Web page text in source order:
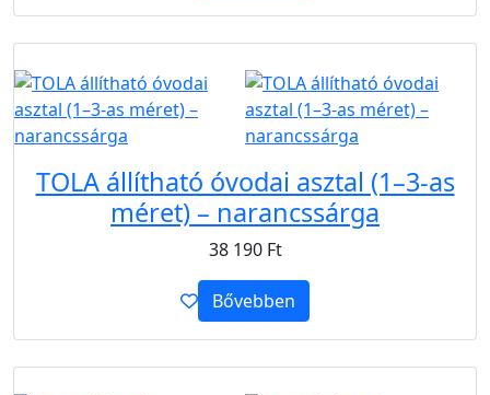
TOLA állítható óvodai asztal (1–3-as
méret) – narancssárga
38 190 Ft
Bővebben